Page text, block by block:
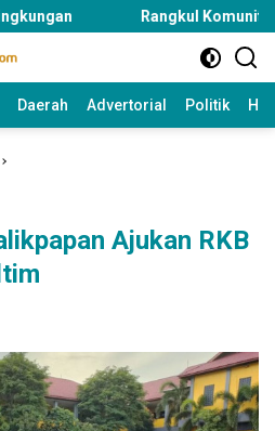
Rangkul Komunitas dan Warga
Daerah Advertorial Politik
Ajukan RKB